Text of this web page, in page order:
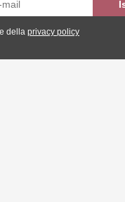
della privacy policy